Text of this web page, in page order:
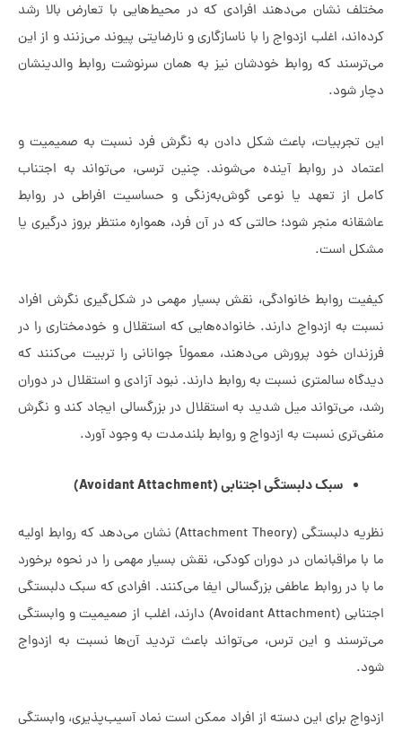
نشان می‌دهند افرادی که در محیط‌هایی با تعارض بالا رشد
اغلب ازدواج را با ناسازگاری و نارضایتی پیوند می‌زنند و از این
که روابط خودشان نیز به همان سرنوشت روابط والدینشان
شود.
باعث شکل دادن به نگرش فرد نسبت به صمیمیت و
در روابط آینده می‌شوند. چنین ترسی، می‌تواند به اجتناب
از تعهد یا نوعی گوش‌به‌زنگی و حساسیت افراطی در روابط
منجر شود؛ حالتی که در آن فرد، همواره منتظر بروز درگیری یا
است.
روابط خانوادگی، نقش بسیار مهمی در شکل‌گیری نگرش افراد
به ازدواج دارند. خانواده‌هایی که استقلال و خودمختاری را در
خود پرورش می‌دهند، معمولاً جوانانی را تربیت می‌کنند که
سالمتری نسبت به روابط دارند. نبود آزادی و استقلال در دوران
می‌تواند میل شدید به استقلال در بزرگسالی ایجاد کند و نگرش
نسبت به ازدواج و روابط بلندمدت به ‌وجود آورد.
سبک دلبستگی اجتنابی (Avoidant Attachment)
نظریه‌ دلبستگی (Attachment Theory) نشان می‌دهد که روابط اولیه‌
مراقبانمان در دوران کودکی، نقش بسیار مهمی را در نحوه‌ برخورد
در روابط عاطفی بزرگسالی ایفا می‌کنند. افرادی که سبک دلبستگی
اجتنابی (Avoidant Attachment) دارند، اغلب از صمیمیت و وابستگی
و این ترس، می‌تواند باعث تردید آن‌ها نسبت به ازدواج
برای این دسته از افراد ممکن است نماد آسیب‌پذیری، وابستگی